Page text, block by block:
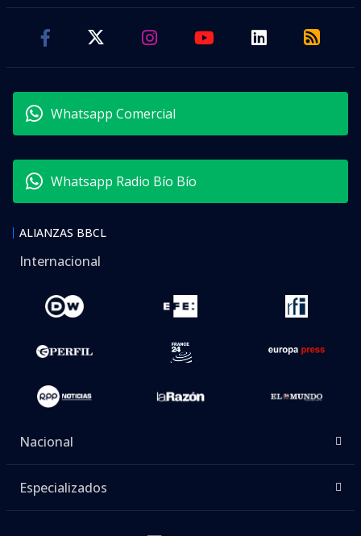
Whatsapp Comercial
Whatsapp Radio Bío Bío
ALIANZAS BBCL
Internacional
Nacional
Especializados